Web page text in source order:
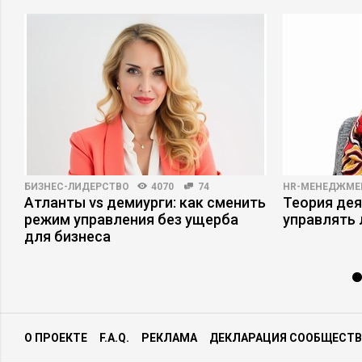
БИЗНЕС-ЛИДЕРСТВО 4070 74
Атланты vs демиурги: как сменить
режим управления без ущерба
для бизнеса
HR-
Теория
О ПРОЕКТЕ F.A.Q. РЕКЛАМА ДЕКЛАРАЦИЯ